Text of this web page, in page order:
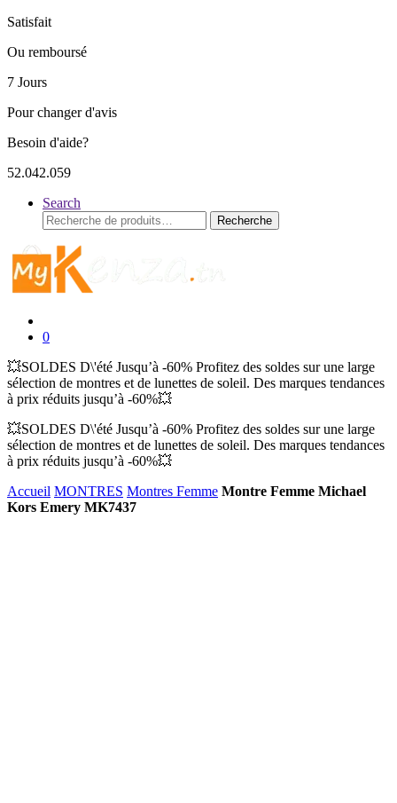
Satisfait
Ou remboursé
7 Jours
Pour changer d'avis
Besoin d'aide?
52.042.059
Search
Recherche
pour :
Recherche
0
💥SOLDES D\'été Jusqu’à -60% Profitez des soldes sur une large
sélection de montres et de lunettes de soleil. Des marques tendances
à prix réduits jusqu’à -60%💥
💥SOLDES D\'été Jusqu’à -60% Profitez des soldes sur une large
sélection de montres et de lunettes de soleil. Des marques tendances
à prix réduits jusqu’à -60%💥
Accueil MONTRES Montres Femme Montre Femme Michael
Kors Emery MK7437